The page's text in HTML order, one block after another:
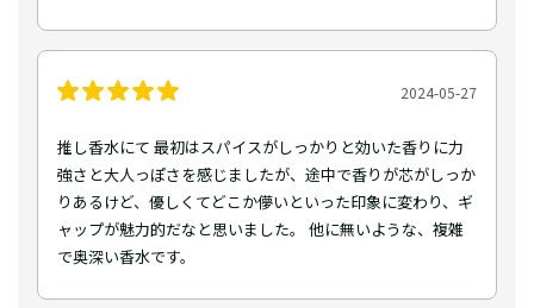
2024-05-27
推し香水にて 最初はスパイスがしっかりと効いた香りに力
強さと大人っぽさを感じましたが、途中で香りが芯がしっか
りあるけど、優しくてどこか儚いといった印象に変わり、ギ
ャップが魅力的だなと思いました。 他に無いような、複雑
で奥深い香水です。